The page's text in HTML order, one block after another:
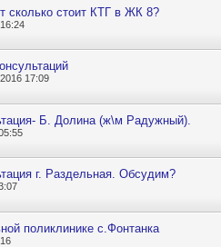
сколько стоит КТГ в ЖК 8?
17:09
Б. Долина (ж\м Радужный).
г. Раздельная. Обсудим?
поликлинике с.Фонтанка